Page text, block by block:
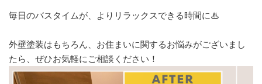
毎日のバスタイムが、よりリラックスできる時間に♨
外壁塗装はもちろん、お住まいに関するお悩みがございまし
たら、ぜひお気軽にご相談ください！